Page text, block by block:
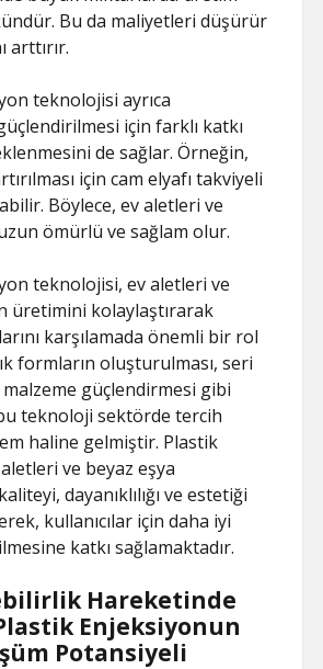
Bu da maliyetleri düşürür
arttırır.
teknolojisi ayrıca
için farklı katkı
de sağlar. Örneğin,
için cam elyafı takviyeli
Böylece, ev aletleri ve
ömürlü ve sağlam olur.
teknolojisi, ev aletleri ve
üretimini kolaylaştırarak
karşılamada önemli bir rol
formların oluşturulması, seri
güçlendirmesi gibi
teknoloji sektörde tercih
haline gelmiştir. Plastik
ve beyaz eşya
dayanıklılığı ve estetiği
kullanıcılar için daha iyi
katkı sağlamaktadır.
Hareketinde
Enjeksiyonun
Potansiyeli